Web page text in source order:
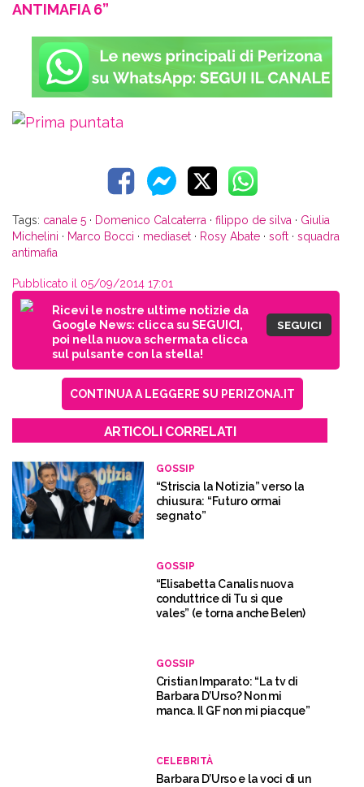
ANTIMAFIA 6”
Tags: canale 5 · Domenico Calcaterra · filippo de silva · Giulia
Michelini · Marco Bocci · mediaset · Rosy Abate · soft · squadra
antimafia
Pubblicato il 05/09/2014 17:01
Ricevi le nostre ultime notizie da
Google News: clicca su SEGUICI,
poi nella nuova schermata clicca
sul pulsante con la stella!
SEGUICI
CONTINUA A LEGGERE SU PERIZONA.IT
ARTICOLI CORRELATI
GOSSIP
“Striscia la Notizia” verso la
chiusura: “Futuro ormai
segnato”
GOSSIP
“Elisabetta Canalis nuova
conduttrice di Tu sì que
vales” (e torna anche Belen)
GOSSIP
Cristian Imparato: “La tv di
Barbara D’Urso? Non mi
manca. Il GF non mi piacque”
CELEBRITÀ
Barbara D’Urso e la voci di un